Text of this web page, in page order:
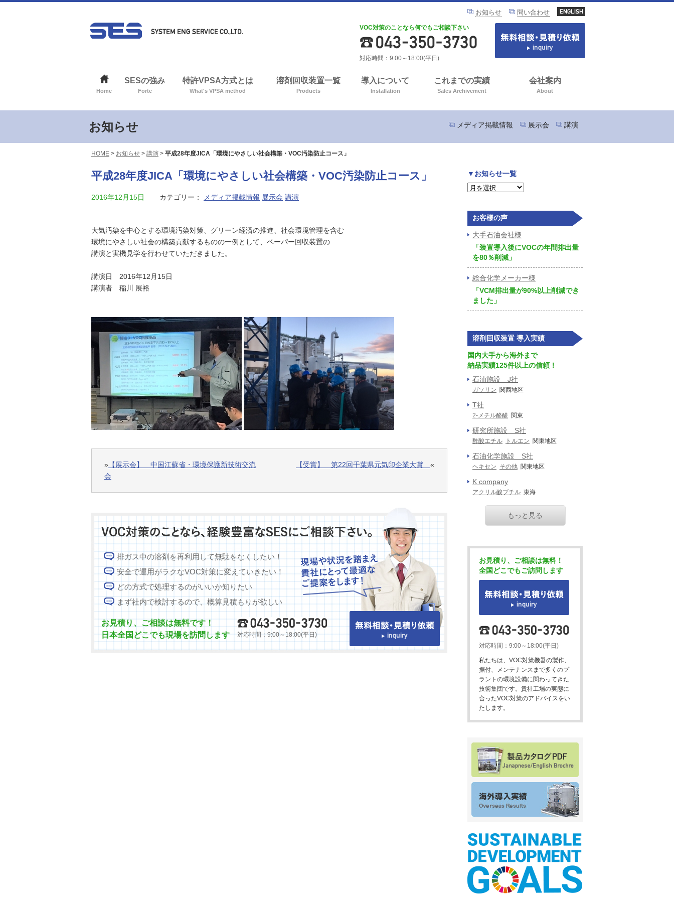
お知らせ 問い合わせ
VOC対策のことなら何でもご相談下さい
対応時間：9:00～18:00(平日)
Home
SESの強み
Forte
特許VPSA方式とは
What's VPSA method
溶剤回収装置一覧
Products
導入について
Installation
これまでの実績
Sales Archivement
会社案内
About
お知らせ メディア掲載情報 展示会 講演
HOME > お知らせ > 講演 > 平成28年度JICA「環境にやさしい社会構築・VOC汚染防止コース」
平成28年度JICA「環境にやさしい社会構築・VOC汚染防止コース」
2016年12月15日 カテゴリー： メディア掲載情報 展示会 講演
大気汚染を中心とする環境汚染対策、グリーン経済の推進、社会環境管理を含む
環境にやさしい社会の構築貢献するものの一例として、ベーパー回収装置の
講演と実機見学を行わせていただきました。
講演日 2016年12月15日
講演者 稲川 展裕
» 【展示会】 中国江蘇省・環境保護新技術交流
会
【受賞】 第22回千葉県元気印企業大賞 «
排ガス中の溶剤を再利用して無駄をなくしたい！
安全で運用がラクなVOC対策に変えていきたい！
どの方式で処理するのがいいか知りたい
まず社内で検討するので、概算見積もりが欲しい
お見積り、ご相談は無料です！
日本全国どこでも現場を訪問します
対応時間：9:00～18:00(平日)
▼お知らせ一覧
お客様の声
大手石油会社様
「装置導入後にVOCの年間排出量
を80％削減」
総合化学メーカー様
「VCM排出量が90%以上削減でき
ました」
溶剤回収装置 導入実績
国内大手から海外まで
納品実績125件以上の信頼！
石油施設 J社
ガソリン 関西地区
T社
2‐メチル酪酸 関東
研究所施設 S社
酢酸エチル トルエン 関東地区
石油化学施設 S社
ヘキセン その他 関東地区
K company
アクリル酸ブチル 東海
もっと見る
お見積り、ご相談は無料！
全国どこでもご訪問します
対応時間：9:00～18:00(平日)
私たちは、VOC対策機器の製作、
据付、メンテナンスまで多くのプ
ラントの環境設備に関わってきた
技術集団です。貴社工場の実態に
合ったVOC対策のアドバイスをい
たします。